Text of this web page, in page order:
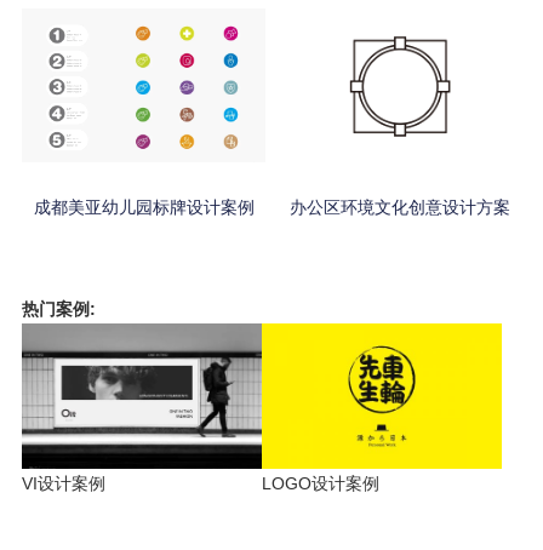
成都美亚幼儿园标牌设计案例 办公区环境文化创意设计方案
热门案例:
VI设计案例 LOGO设计案例